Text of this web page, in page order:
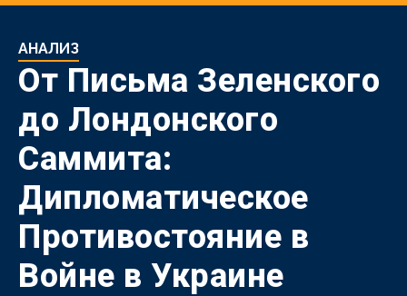
АНАЛИЗ
От Письма Зеленского
до Лондонского
Саммита:
Дипломатическое
Противостояние в
Войне в Украине